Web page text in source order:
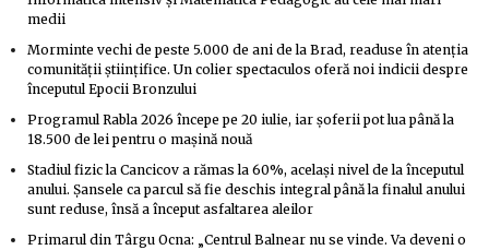
medii
Morminte vechi de peste 5.000 de ani de la Brad, readuse în atenția
comunității științifice. Un colier spectaculos oferă noi indicii despre
începutul Epocii Bronzului
Programul Rabla 2026 începe pe 20 iulie, iar șoferii pot lua până la
18.500 de lei pentru o mașină nouă
Stadiul fizic la Cancicov a rămas la 60%, același nivel de la începutul
anului. Șansele ca parcul să fie deschis integral până la finalul anului
sunt reduse, însă a început asfaltarea aleilor
Primarul din Târgu Ocna: „Centrul Balnear nu se vinde. Va deveni o